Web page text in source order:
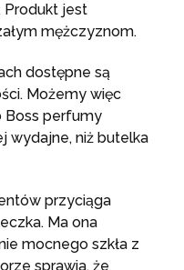
Produkt jest
mężczyznom.
dostępne są
Możemy więc
Boss perfumy
wydajne, niż butelka
przyciąga
Ma ona
mocnego szkła z
sprawia, że